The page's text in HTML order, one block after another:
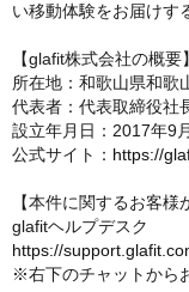
い移動体験をお届けす
【glafit株式会社の概要】
所在地：和歌山県和歌
代表者：代表取締役
設立年月日：2017年9
公式サイト： https://
【本件に関するお客様
glafitヘルプデスク
https://
※右下のチャットから